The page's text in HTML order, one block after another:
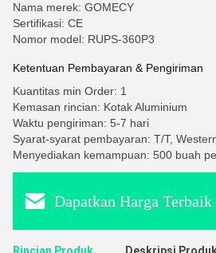
Nama merek: GOMECY
Sertifikasi: CE
Nomor model: RUPS-360P3
Ketentuan Pembayaran & Pengiriman
Kuantitas min Order: 1
Kemasan rincian: Kotak Aluminium
Waktu pengiriman: 5-7 hari
Syarat-syarat pembayaran: T/T,
Menyediakan kemampuan: 500 buah
Dapatkan Harga Terbaik